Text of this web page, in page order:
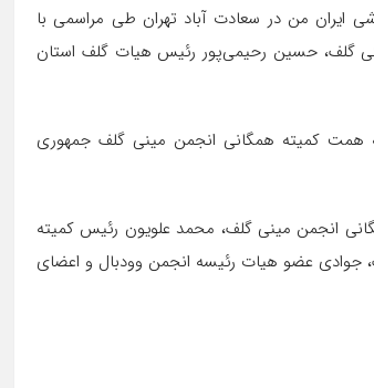
سایت مینی گلف ۶ میدان مجتمع آموزشی ایران من در سعادت آباد تهران طی مراسمی با
گلف، حسین رحیمی‌پور رئیس هیات گلف استان
من و به همت کمیته همگانی انجمن مینی گلف جمهوری
انجمن مینی گلف، محمد علویون رئیس کمیته
جوادی عضو هیات رئیسه انجمن وودبال و اعضای